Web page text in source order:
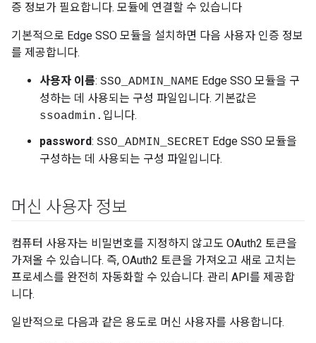
증 정보가 필요합니다. 모듈에 연결할 수 있습니다
기본적으로 Edge SSO 모듈을 설치하면 다음 사용자 인증 정보
를 제공합니다.
사용자 이름: SSO_ADMIN_NAME Edge SSO 모듈을 구
성하는 데 사용되는 구성 파일입니다. 기본값은
ssoadmin. 입니다.
password: SSO_ADMIN_SECRET Edge SSO 모듈을
구성하는 데 사용되는 구성 파일입니다.
머신 사용자 정보
컴퓨터 사용자는 비밀번호를 지정하지 않고도 OAuth2 토큰을
가져올 수 있습니다. 즉, OAuth2 토큰을 가져오고 새로 고치는
프로세스를 완전히 자동화할 수 있습니다. 관리 API를 제공합
니다.
일반적으로 다음과 같은 용도로 머신 사용자를 사용합니다.